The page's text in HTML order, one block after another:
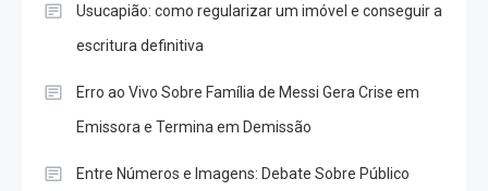
Usucapião: como regularizar um imóvel e conseguir a
escritura definitiva
Erro ao Vivo Sobre Família de Messi Gera Crise em
Emissora e Termina em Demissão
Entre Números e Imagens: Debate Sobre Público